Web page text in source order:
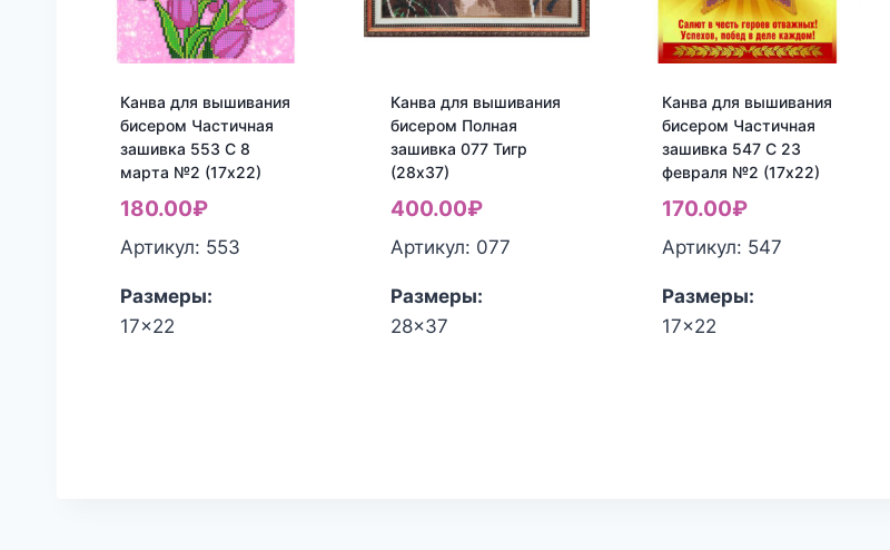
Канва для вышивания
бисером Частичная
зашивка 553 С 8
марта №2 (17х22)
180.00₽
Артикул: 553
Размеры:
17x22
Канва для вышивания
бисером Полная
зашивка 077 Тигр
(28х37)
400.00₽
Артикул: 077
Размеры:
28x37
Канва для вышивания
бисером Частичная
зашивка 547 С 23
февраля №2 (17х22)
170.00₽
Артикул: 547
Размеры:
17x22